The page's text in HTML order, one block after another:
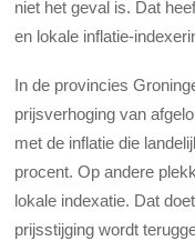
niet het geval is. Dat
en lokale inflatie-
In de provincies
prijsverhoging van
met de inflatie die
procent. Op andere
lokale indexatie. Dat
prijsstijging wordt